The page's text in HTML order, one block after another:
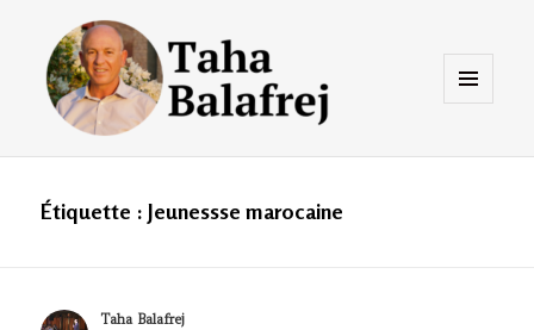
Taha Balafrej Blog
Étiquette :Jeunessse marocaine
Author
Taha Balafrej